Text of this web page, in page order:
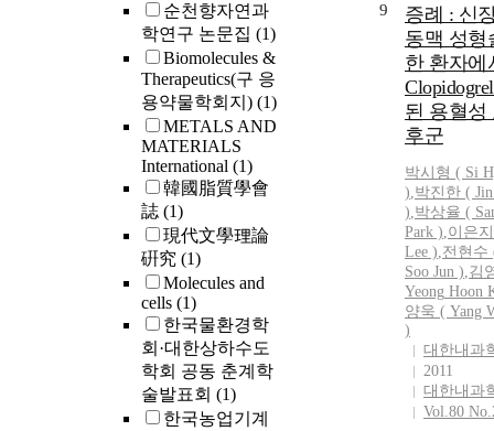
순천향자연과
학연구 논문집 (1)
Biomolecules &
Therapeutics(구 응
용약물학회지) (1)
METALS AND
MATERIALS
International (1)
韓國脂質學會
誌 (1)
現代文學理論
硏究 (1)
Molecules and
cells (1)
한국물환경학
회·대한상하수도
학회 공동 춘계학
술발표회 (1)
한국농업기계
repeatability
δ<sup>13</
analyses on
setup is in the
0.3‰ or better,
comparable to
obtained in a
conventional
analyzer-
Typical
blank values
analysis are in
of 1 ㎍ C.
conditions
reagent
were
samples, so
method can
types of
9
증례 : 신
동맥 성형
한 환자에
된 용혈성
후군
박시형 ( Si
),박진한 (
),박상율 (
Park ),이은
Lee ),전현수
Soo Jun ),김
Yeong Hoon
양욱 ( Yang
)
대한내과
2011
대한내과
Vol.80